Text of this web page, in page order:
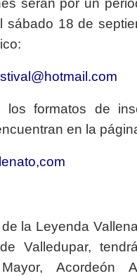
serán por un
sábado 18 de
los formatos de
en la
la Leyenda
Valledupar,
Acordeón